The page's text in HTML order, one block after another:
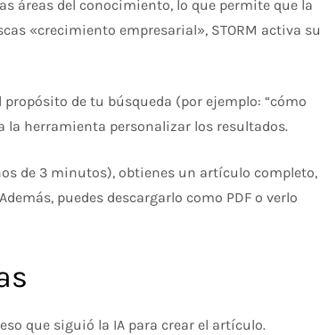
áreas del conocimiento, lo que permite que la
«crecimiento empresarial», STORM activa su
de tu búsqueda (por ejemplo: “cómo
la herramienta personalizar los resultados.
de 3 minutos), obtienes un artículo completo,
puedes descargarlo como PDF o verlo
que siguió la IA para crear el artículo.